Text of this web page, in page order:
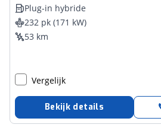
Plug-in hybride
232 pk (171 kW)
53 km
Vergelijk
Bekijk details